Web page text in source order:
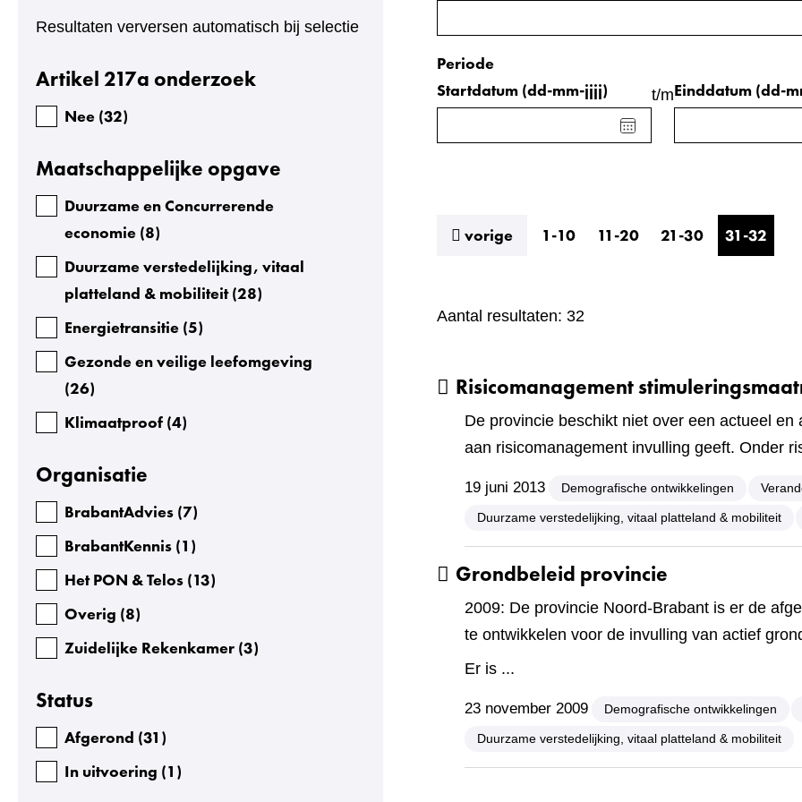
s
l
t
e
n
3
Resultaten verversen automatisch bij selectie
Facetten
Artikel 217a onderzoek
Nee (32)
Maatschappelijke opgave
Duurzame en Concurrerende
economie (8)
Duurzame verstedelijking, vitaal
platteland & mobiliteit(28)
Energietransitie (5)
Gezonde en veilige leefomgeving
(26)
Klimaatproof (4)
Organisatie
BrabantAdvies (7)
BrabantKennis (1 )
Het PON & Telos (13)
Overig (8)
Zuidelijke Rekenkamer (3)
Status
Afgerond (31 )
In uitvoering (1 )
de
index
Periode
Startdatum(dd-mm-jjjj)
Kies
datum
mm-
t/mEinddatum(dd-
vorigeresultaten
1-10 11-20 21-30 31-32
Aantal resultaten: 32
Risicomanagement
De provincie beschikt niet over een actueel
aan risicomanagement invulling geeft. Onder
19 juni 2013 Demografische ontwikkelingen
Duurzame verstedelijking, vitaal platteland & mobiliteit
Grondbeleid provincie
2009: De provincie Noord-Brabant is er de
te ontwikkelen voor de invulling van actief
Er is ...
23 november 2009 Demografische ontwikkelingen
Duurzame verstedelijking, vitaal platteland & mobiliteit